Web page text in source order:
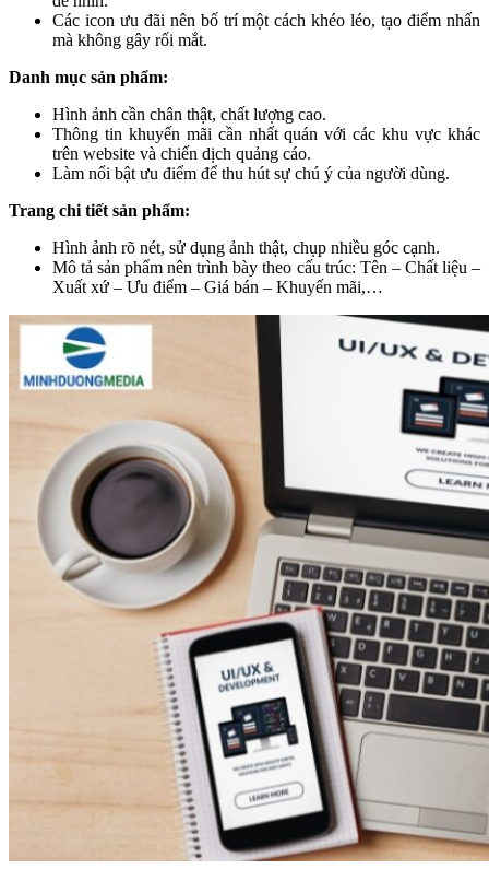
Các icon ưu đãi nên bố trí một cách khéo léo, tạo điểm nhấn
mà không gây rối mắt.
Danh mục sản phẩm:
Hình ảnh cần chân thật, chất lượng cao.
Thông tin khuyến mãi cần nhất quán với các khu vực khác
trên website và chiến dịch quảng cáo.
Làm nổi bật ưu điểm để thu hút sự chú ý của người dùng.
Trang chi tiết sản phẩm:
Hình ảnh rõ nét, sử dụng ảnh thật, chụp nhiều góc cạnh.
Mô tả sản phẩm nên trình bày theo cấu trúc: Tên – Chất liệu –
Xuất xứ – Ưu điểm – Giá bán – Khuyến mãi,…